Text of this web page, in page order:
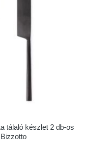
tálaló készlet 2 db-os